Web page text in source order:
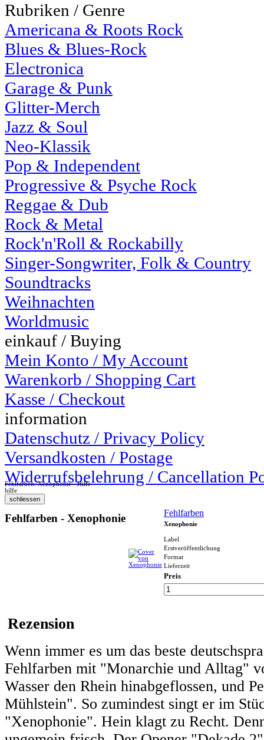
Rubriken / Genre
Americana & Roots Rock
Blues & Blues-Rock
Electronica
Garage & Punk
Glitter-Merch
Jazz & Soul
Neo-Klassik
Pop & Independent
Progressive & Psyche Rock
Reggae & Dub
Rock & Metal
Rock'n'Roll & Rockabilly
Singer-Songwriter, Folk & Country
Soundtracks
Weihnachten
Worldmusic
einkauf / Buying
Mein Konto / My Account
Warenkorb / Shopping Cart
Kasse / Checkout
information
Datenschutz / Privacy Policy
Versandkosten / Postage
Widerrufsbelehrung / Cancellation
Fehlfarben: Xenophonie - Hilfe
hilfe
Fehlfarben - Xenophonie Fehlfarben
Xenophonie
Label
Erstveröffentlichung
Format
Lieferzeit
Preis
Rezension
Wenn immer es um das beste
Fehlfarben mit "Monarchie und Alltag"
Wasser den Rhein hinabgeflossen, und
Mühlstein". So zumindest singt er im
"Xenophonie". Hein klagt zu Recht.